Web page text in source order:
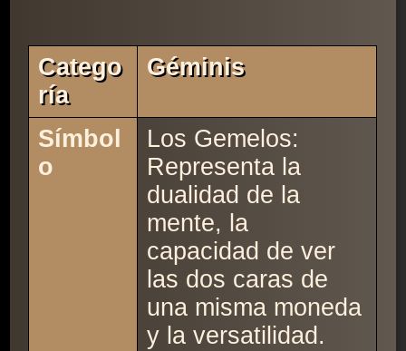
Catego
Ría
Géminis
Símbol
o
Los Gemelos:
Representa la
dualidad de la
mente, la
capacidad de ver
las dos caras de
una misma moneda
y la versatilidad.